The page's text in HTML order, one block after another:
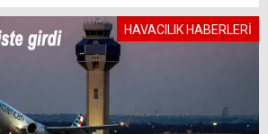
HAVACILIK HABERLERİ